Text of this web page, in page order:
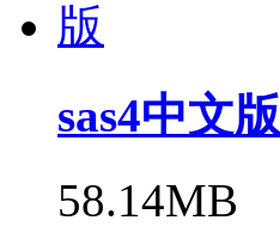
sas4中文版
58.14MB